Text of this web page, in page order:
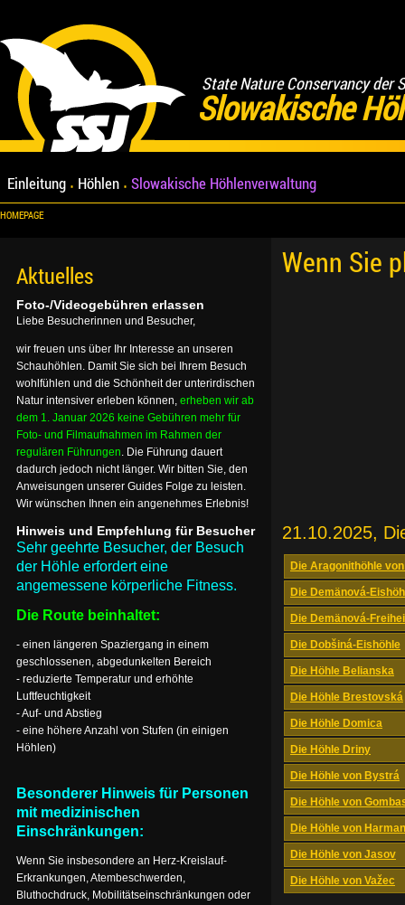
State Nature Conservancy der
Slowakische
Einleitung Höhlen Slowakische Höhlenverwaltung
HOMEPAGE
Wenn Sie
21.10.2025,
Die Aragonithöhle
Die Demänová-
Die Demänová-
Die Dobšiná-Eishöhle
Die Höhle Belianska
Die Höhle Brestovská
Die Höhle Domica
Die Höhle Driny
Die Höhle von Bystrá
Die Höhle von
Die Höhle von
Die Höhle von Jasov
Die Höhle von Važec
Aktuelles
Foto-/Videogebühren erlassen
Liebe Besucherinnen und Besucher,
wir freuen uns über Ihr Interesse an unseren
Schauhöhlen. Damit Sie sich bei Ihrem Besuch
wohlfühlen und die Schönheit der unterirdischen
Natur intensiver erleben können, erheben wir ab
dem 1. Januar 2026 keine Gebühren mehr für
Foto- und Filmaufnahmen im Rahmen der
regulären Führungen. Die Führung dauert
dadurch jedoch nicht länger. Wir bitten Sie, den
Anweisungen unserer Guides Folge zu leisten.
Wir wünschen Ihnen ein angenehmes Erlebnis!
Hinweis und Empfehlung für Besucher
Sehr geehrte Besucher, der Besuch
der Höhle erfordert eine
angemessene körperliche Fitness.
Die Route beinhaltet:
- einen längeren Spaziergang in einem
geschlossenen, abgedunkelten Bereich
- reduzierte Temperatur und erhöhte
Luftfeuchtigkeit
- Auf- und Abstieg
- eine höhere Anzahl von Stufen (in einigen
Höhlen)
Besonderer Hinweis für Personen
mit medizinischen
Einschränkungen:
Wenn Sie insbesondere an Herz-Kreislauf-
Erkrankungen, Atembeschwerden,
Bluthochdruck, Mobilitätseinschränkungen oder